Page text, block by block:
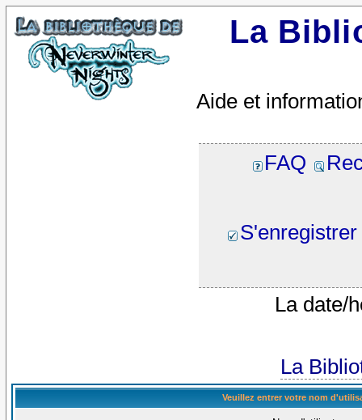
La
Aide et
FAQ
S'enregistrer
La date/
La
Veuillez entrer votre nom